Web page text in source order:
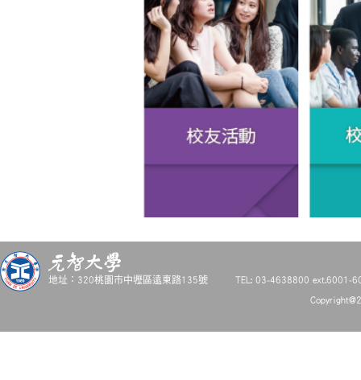
地址：320桃園市中壢區遠東路135號 TEL: 03-4638800 ext.6001-